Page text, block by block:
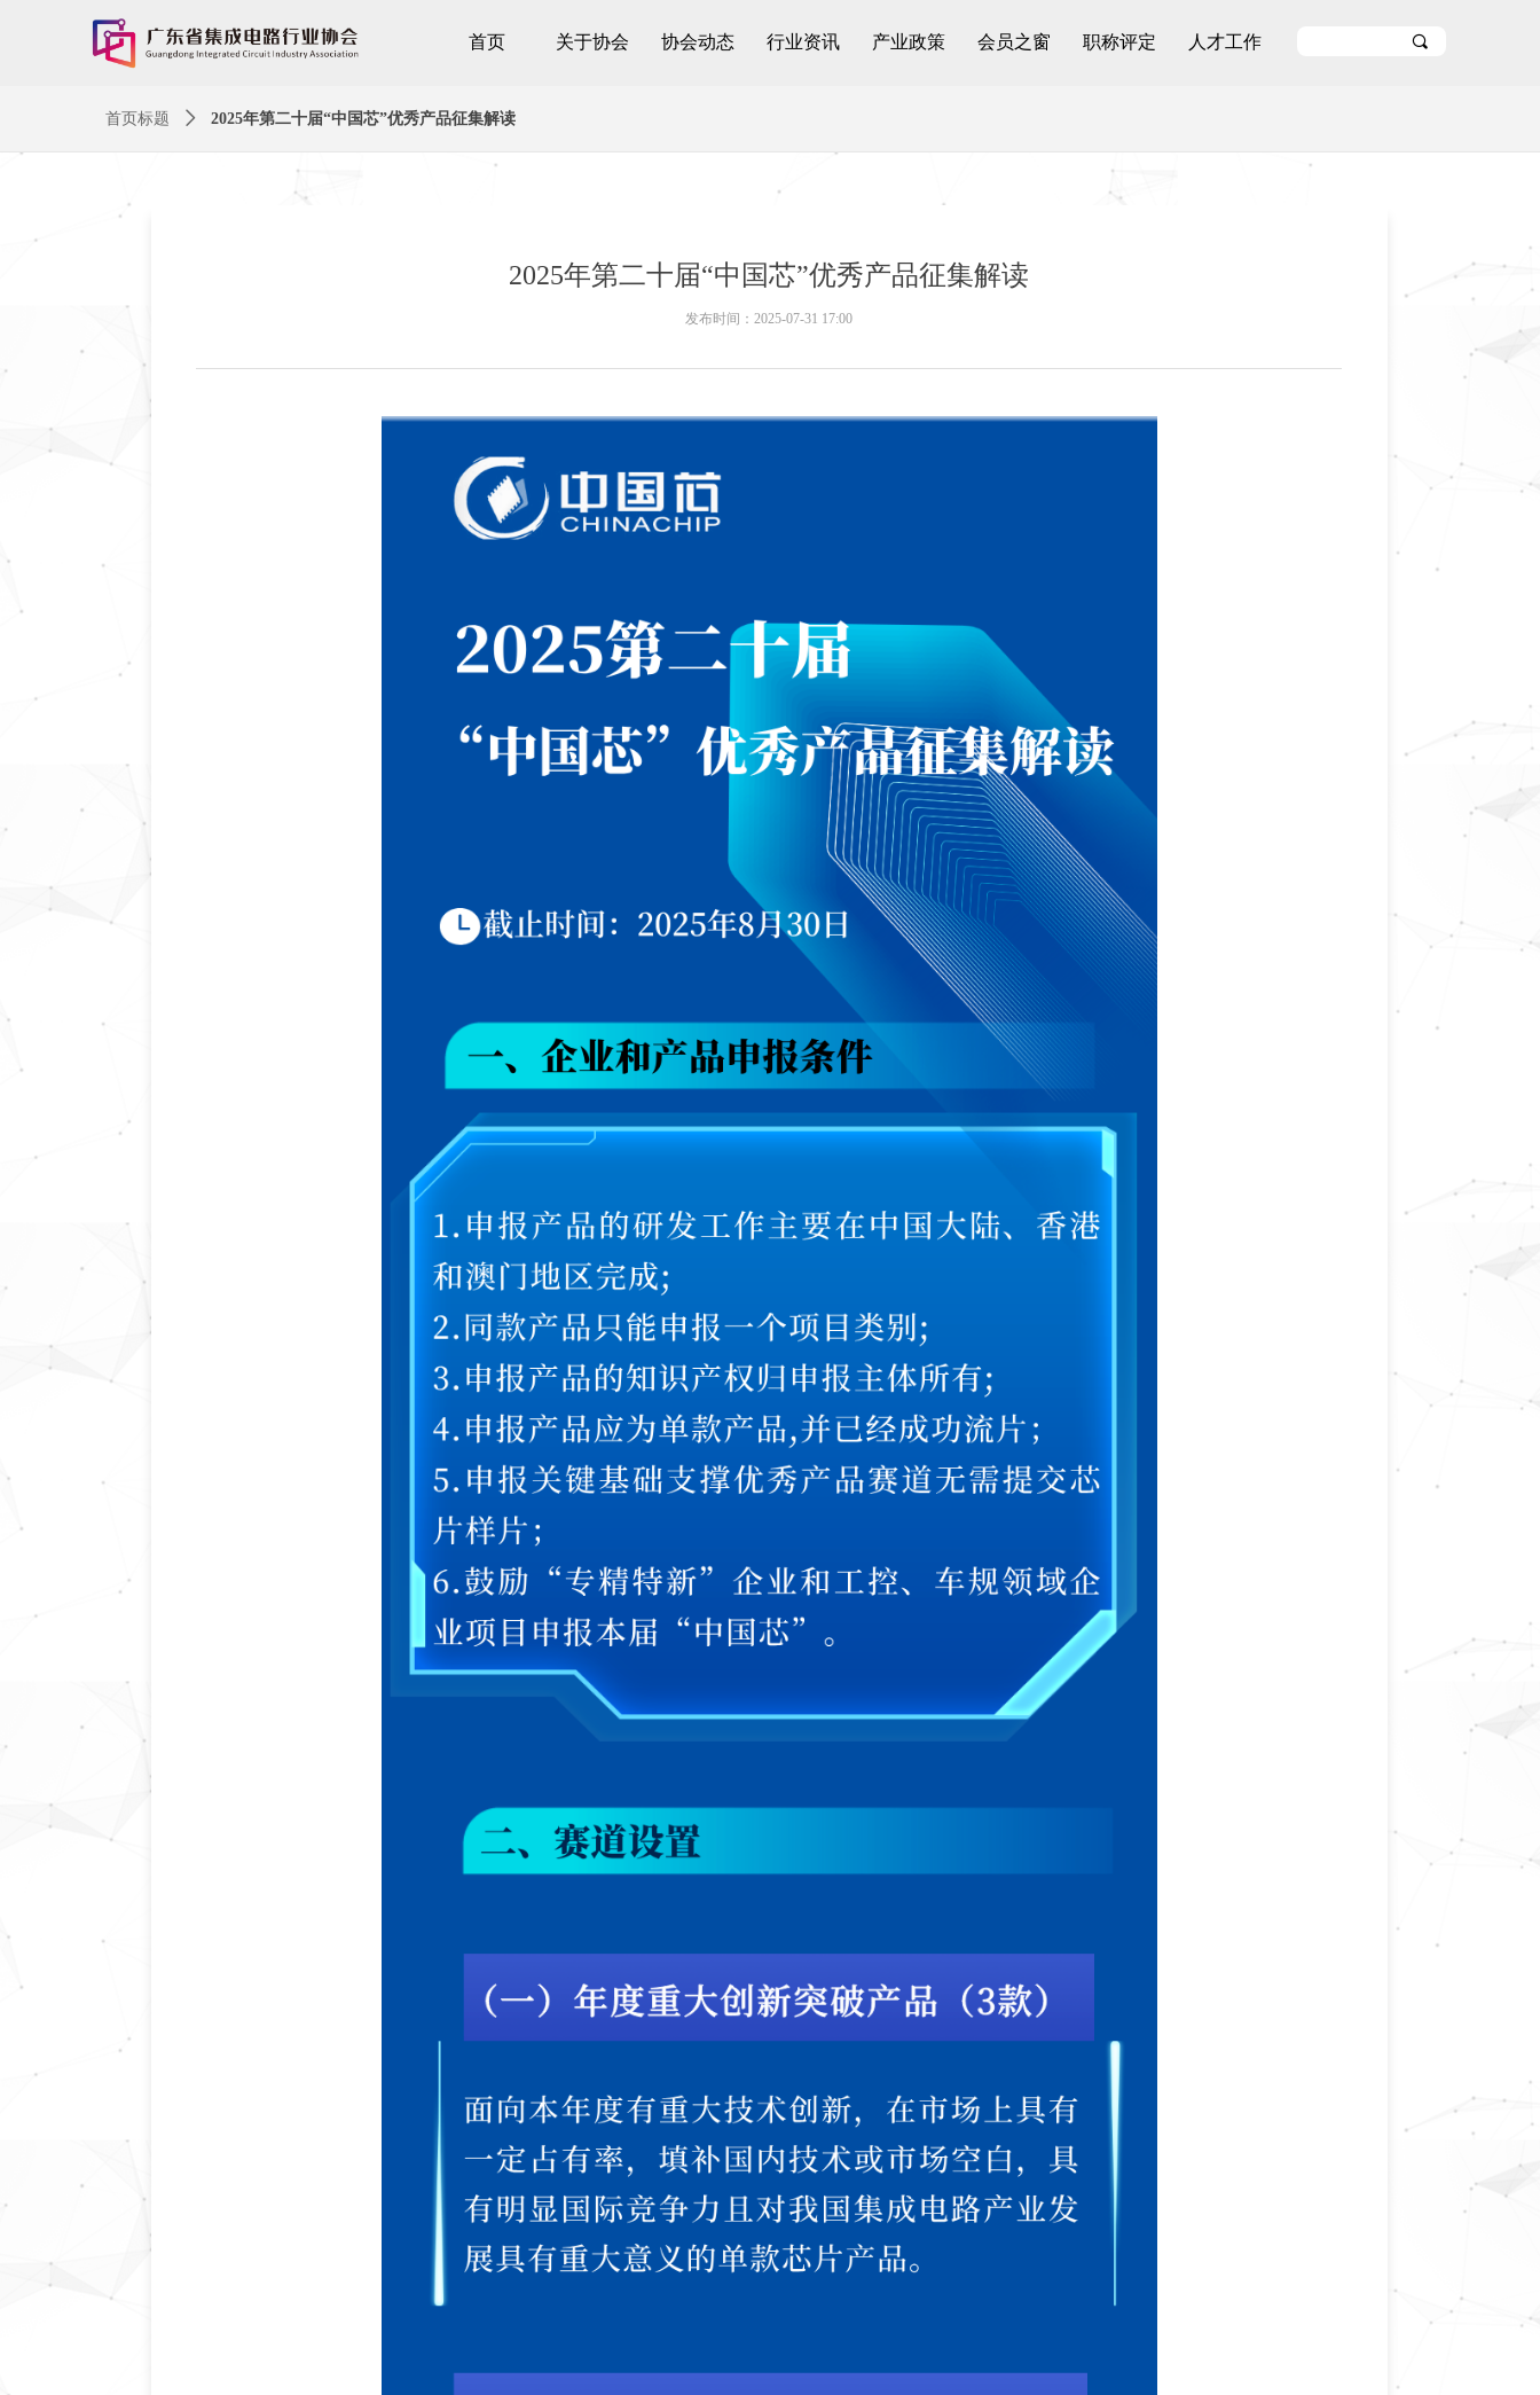
끠
首页 关于协会 协会动态 行业资讯 产业政策 会员之窗 职称评定 人才工作
2025年第二十届“中国芯”优秀产品征集解读
发布时间： 2025-07-31 17:00
首页标题 ꄲ 2025年第二十届“中国芯”优秀产品征集解读